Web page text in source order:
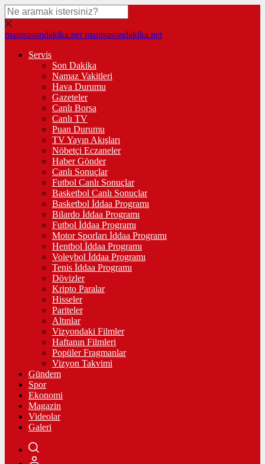
manisasondakika.net manisasondakika.net
Servis
Son Dakika
Namaz Vakitleri
Hava Durumu
Gazeteler
Canlı Borsa
Canlı TV
Puan Durumu
TV Yayın Akışları
Nöbetçi Eczaneler
Haber Gönder
Canlı Sonuçlar
Futbol Canlı Sonuçlar
Basketbol Canlı Sonuçlar
Basketbol İddaa Programı
Bilardo İddaa Programı
Futbol İddaa Programı
Motor Sporları İddaa Programı
Hentbol İddaa Programı
Voleybol İddaa Programı
Tenis İddaa Programı
Dövizler
Kripto Paralar
Hisseler
Pariteler
Altınlar
Vizyondaki Filmler
Haftanın Filmleri
Popüler Fragmanlar
Vizyon Takvimi
Gündem
Spor
Ekonomi
Magazin
Videolar
Galeri